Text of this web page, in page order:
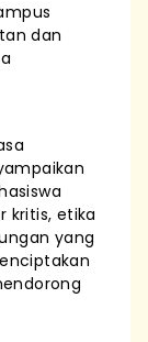
dan
kritis, etika
yang